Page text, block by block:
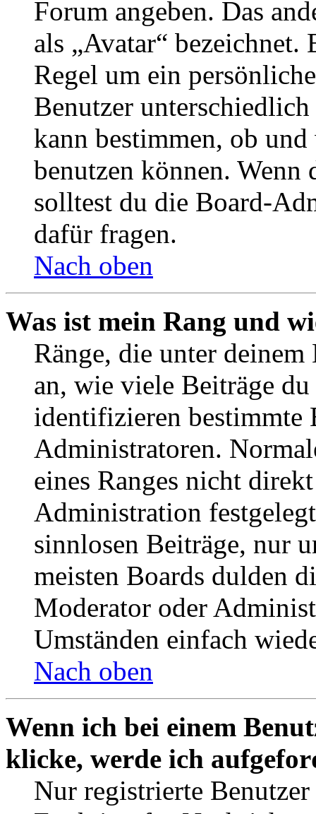
Forum angeben. Das
als „Avatar“
Regel um ein
Benutzer
kann bestimmen, ob
benutzen können. Wenn
solltest du die Board-
dafür fragen.
Nach oben
Was ist mein Rang und
Ränge, die unter deinem
an, wie viele Beiträge
identifizieren bestimmte
Administratoren.
eines Ranges nicht
Administration
sinnlosen Beiträge, nur
meisten Boards dulden
Moderator oder
Umständen einfach
Nach oben
Wenn ich bei einem
klicke, werde ich
Nur registrierte